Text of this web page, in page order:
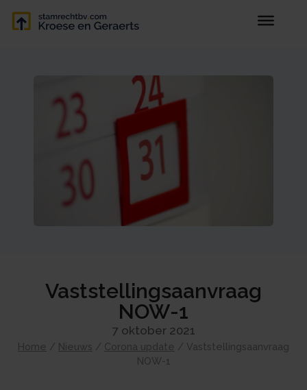
Vaststellingsaanvraag
NOW-1
7 oktober 2021
Home / Nieuws / Corona update / Vaststellingsaanvraag
NOW-1